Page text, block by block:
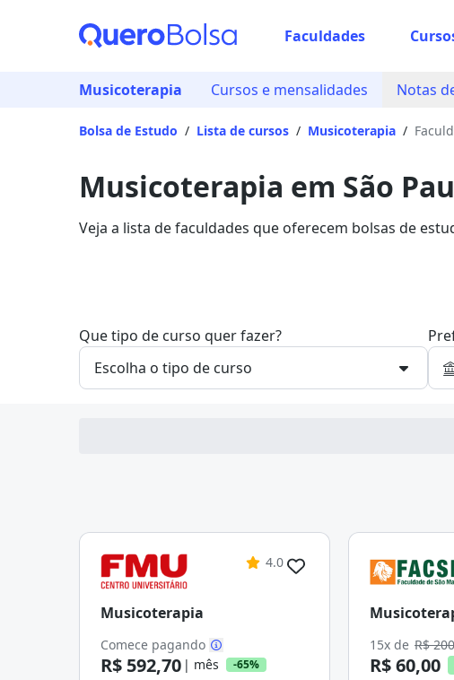
Faculdades
Musicoterapia Cursos e mensalidades Notas
Bolsa de Estudo / Lista de cursos / Musicoterapia /
Musicoterapia em São
Veja a lista de faculdades que oferecem bolsas de
Que tipo de curso quer fazer?
4.0
Musicoterapia
Comece pagando
R$ 592,70 | mês -65%
15x de R$
R$ 60,00